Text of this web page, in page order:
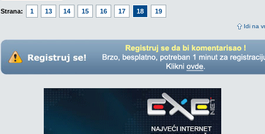
Strana: 1 13 14 15 16 17 18 19
Idi na